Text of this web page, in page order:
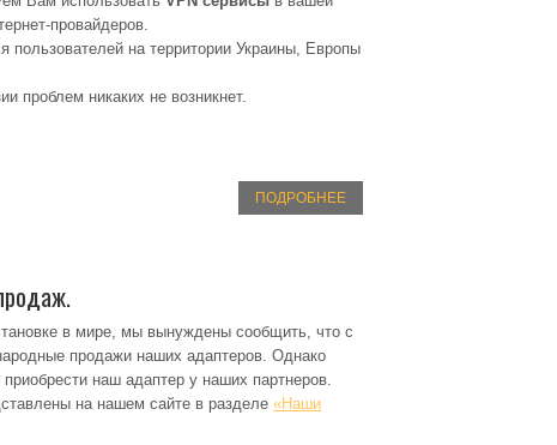
провайдеров.
на территории Украины, Европы
проблем никаких не возникнет.
ПОДРОБНЕЕ
в мире, мы вынуждены сообщить, что с
продажи наших адаптеров. Однако
наш адаптер у наших партнеров.
на нашем сайте в разделе «Наши